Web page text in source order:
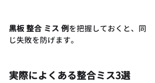
黒板 整合 ミス 例を把握しておくと、同
じ失敗を防げます。
実際によくある整合ミス3選